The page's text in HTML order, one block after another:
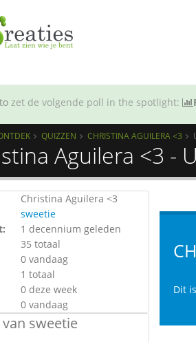
zet de volgende poll in the spotlight:
QUIZZEN CHRISTINA AGUILERA <3
Aguilera <3 -
Christina Aguilera <3
sweetie
1 decennium geleden
35 totaal
0 vandaag
1 totaal
0 deze week
0 vandaag
sweetie
Dit